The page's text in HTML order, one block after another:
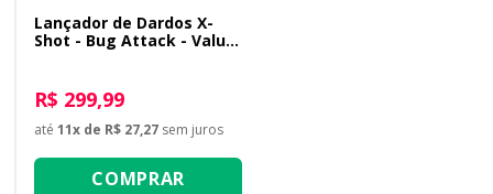
Lançador de Dardos X-
Shot - Bug Attack - Value
R$ 299,99
até 11x de R$ 27,27 sem juros
COMPRAR